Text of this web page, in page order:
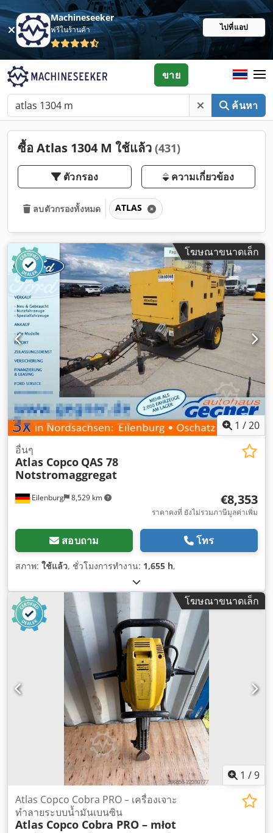
Machineseeker
ฟรีในร้านค้า ไปที่แอป
ค้นหา
ขาย
ซื้อ Atlas 1304 M ใช้แล้ว (431)
ตัวกรอง ความเกี่ยวข้อง
ลบตัวกรองทั้งหมด ATLAS
โฆษณาขนาดเล็ก
1 /20
Eilenburg 8,529 km
อื่นๆ
Atlas Copco QAS 78
Notstromaggregat
€8,353
ราคาคงที่ ยังไม่รวมภาษีมูลค่าเพิ่ม
สอบถาม โทร
สภาพ: ใช้แล้ว, ชั่วโมงการทำงาน: 1,655 h,
โฆษณาขนาดเล็ก
1 /9
Atlas Copco Cobra PRO – เครื่องเจาะ
ทำลายระบบน้ำมันเบนซิน
Atlas Copco Cobra PRO – młot